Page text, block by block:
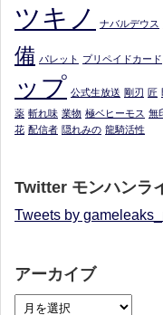
ツキノ ナバルデウス
備 パレット プリペイドカード
ップ 公式生放送 剛刃 匠
薬 斬れ味 業物 極ベヒーモス 無
花 配信者 隠れみの 龍騎活性
Twitter モンハンラ
Tweets by
アーカイブ